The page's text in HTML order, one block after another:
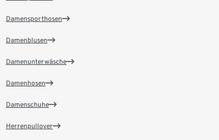
Damensporthosen
Damenblusen
Damenunterwäsche
Damenhosen
Damenschuhe
Herrenpullover